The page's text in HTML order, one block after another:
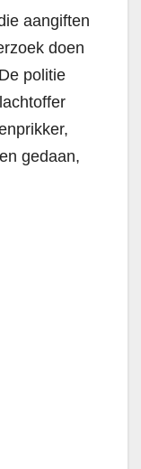
aangiften
doen
politie
gedaan,